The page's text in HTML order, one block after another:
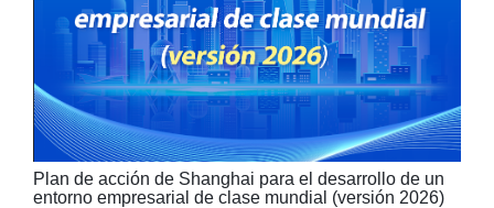
Plan de acción de Shanghai para el desarrollo de un
entorno empresarial de clase mundial (versión 2026)